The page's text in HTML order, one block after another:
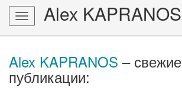
Toggle
navigation
Alex KAPRANOS
Alex KAPRANOS – свежие
публикации: